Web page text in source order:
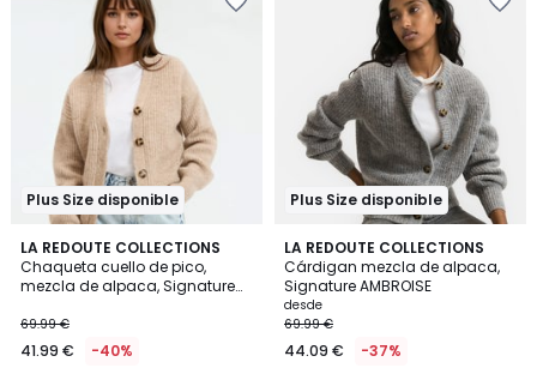
Plus Size disponible
LA REDOUTE COLLECTIONS
Chaqueta cuello de pico,
mezcla de alpaca, Signature
€
en
69.99 €
41.99 € -40%
4,3
/ 5
4
Colores
Plus Size disponible
LA REDOUTE COLLECTIONS
Cárdigan mezcla de alpaca,
Signature AMBROISE
desde
69.99 €
44.09 € -37%
4,3
/ 5
5
Colores